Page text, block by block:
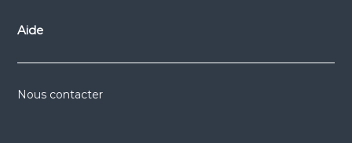
Aide
Nous contacter